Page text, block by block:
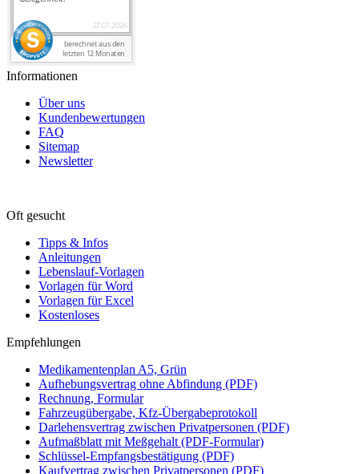
Informationen
Über uns
Kundenbewertungen
FAQ
Sitemap
Newsletter
Oft gesucht
Tipps & Infos
Anleitungen
Lebenslauf-Vorlagen
Vorlagen für Word
Vorlagen für Excel
Kostenloses
Empfehlungen
Medikamentenplan A5, Grün
Aufhebungsvertrag ohne Abfindung (PDF)
Rechnung, Formular
Fahrzeugübergabe, Kfz-Übergabeprotokoll
Darlehensvertrag zwischen Privatpersonen (PDF)
Aufmaßblatt mit Meßgehalt (PDF-Formular)
Schlüssel-Empfangsbestätigung (PDF)
Kaufvertrag zwischen Privatpersonen (PDF)